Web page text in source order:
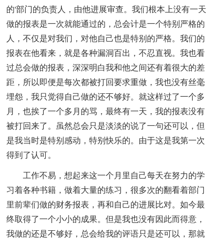
的'部门的负责人，由他进展审查。我们根本上没有一天
做的报表是一次就能通过的，总会计是一个特别严格的
人，不仅是对我们，对他自己也是特别的严格。我们的
报表在他看来，就是各种漏洞百出，不忍直视。我也看
过总会做的报表，深深明白我和他之间还有着很大的差
距，所以即便是每次都被打回要求重做，我也没有丝毫
埋怨，我只觉得自己做的还不够好。就这样过了一个多
月，也挨了一个多月的骂，最终有一天，我的报表没有
被打回来了。虽然总会只是淡淡的说了一句还可以，但
是我当时是特别感动，特别快乐的。由于这是我第一次
得到了认可。
工作不易，想起来这一个月里自己每天在努力的学
习着各种书籍，做着大量的练习，很多次的翻看着部门
里前辈们做的财务报表，再和自己的进展比对。如今最
终取得了一个小小的成果。但是我也没有因此而得意，
我做的还是不够好，总会给我的评语只是还可以，那就